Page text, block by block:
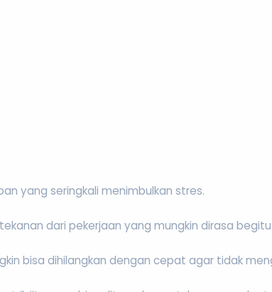
yang seringkali menimbulkan stres.
dari pekerjaan yang mungkin dirasa
bisa dihilangkan dengan cepat agar tidak